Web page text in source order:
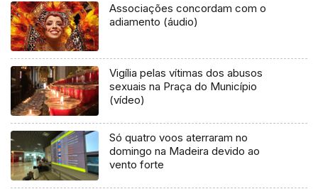
Associações concordam com o
adiamento (áudio)
Vigília pelas vítimas dos abusos
sexuais na Praça do Município
(vídeo)
Só quatro voos aterraram no
domingo na Madeira devido ao
vento forte